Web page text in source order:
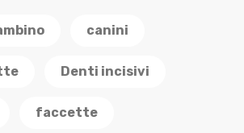
canini
Denti incisivi
faccette